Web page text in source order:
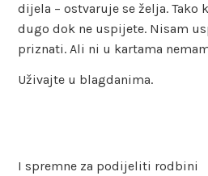
dijela – ostvaruje se želja. Tako
dugo dok ne uspijete. Nisam
priznati. Ali ni u kartama
Uživajte u blagdanima.
I spremne za podijeliti rodbini